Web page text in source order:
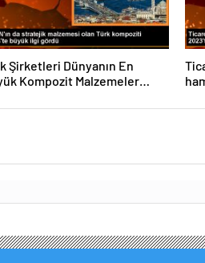
Şirketleri Dünyanın En
Kompozit Malzemeler